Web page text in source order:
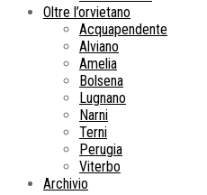
Oltre l’orvietano
Acquapendente
Alviano
Amelia
Bolsena
Lugnano
Narni
Terni
Perugia
Viterbo
Archivio